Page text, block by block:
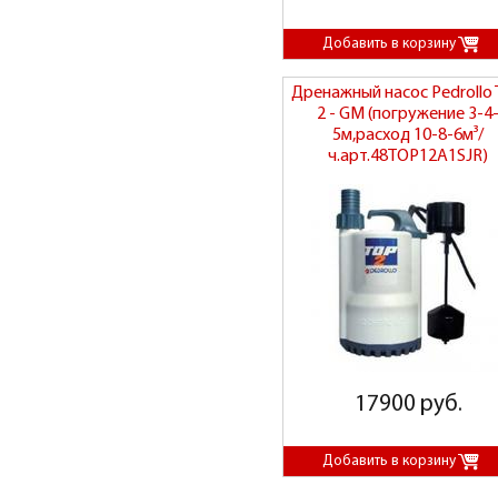
Дренажный насос Pedrollo
2 - GM (погружение 3-4-
5м,расход 10-8-6м³/
ч.арт.48TOP12A1SJR)
17900 руб.